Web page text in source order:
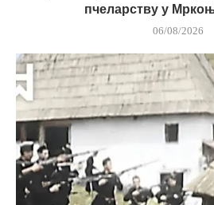
пчеларству у
06/08/2026